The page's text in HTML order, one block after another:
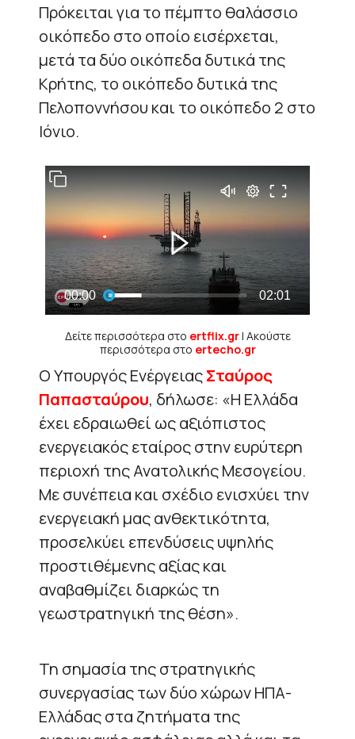
Πρόκειται για το πέμπτο θαλάσσιο
οικόπεδο στο οποίο εισέρχεται,
μετά τα δύο οικόπεδα δυτικά της
Κρήτης, το οικόπεδο δυτικά της
Πελοποννήσου και το οικόπεδο 2 στο
Ιόνιο.
Δείτε περισσότερα στο ertflix.gr| Ακούστε
περισσότερα στο ertecho.gr
Ο Υπουργός ΕνέργειαςΣταύρος
Παπασταύρου, δήλωσε: «Η Ελλάδα
έχει εδραιωθεί ως αξιόπιστος
ενεργειακός εταίρος στην ευρύτερη
περιοχή της Ανατολικής Μεσογείου.
Με συνέπεια και σχέδιο ενισχύει την
ενεργειακή μας ανθεκτικότητα,
προσελκύει επενδύσεις υψηλής
προστιθέμενης αξίας και
αναβαθμίζει διαρκώς τη
γεωστρατηγική της θέση».
Τη σημασία της στρατηγικής
συνεργασίας των δύο χώρων ΗΠΑ-
Ελλάδας στα ζητήματα της